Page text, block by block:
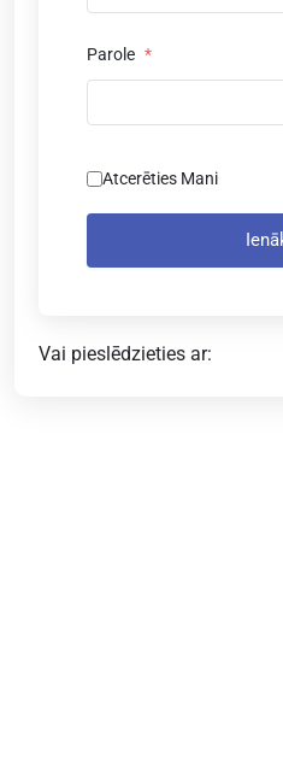
Parole *
Atcerēties Mani
Vai pieslēdzieties ar: